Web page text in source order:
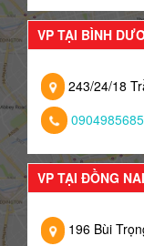
VP TẠI BÌNH
243/24/18
0904985685
VP TẠI ĐỒNG NAI
196 Bùi